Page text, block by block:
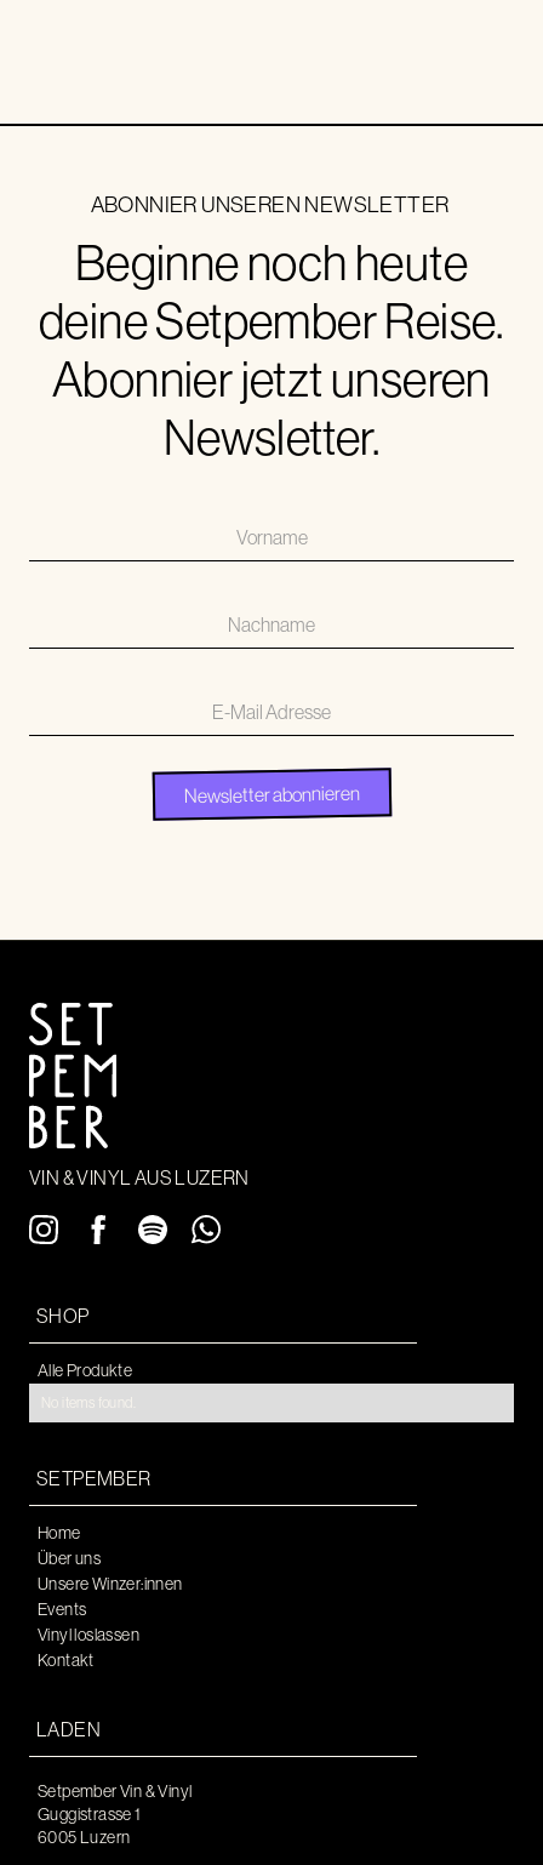
ABONNIER UNSEREN NEWSLETTER
Beginne noch heute
deine Setpember Reise.
Abonnier jetzt unseren
Newsletter.
VIN & VINYL AUS LUZERN
SHOP
Alle Produkte
No items found.
SETPEMBER
Home
Über uns
Unsere Winzer:innen
Events
Vinyl loslassen
Kontakt
LADEN
Setpember Vin & Vinyl
Guggistrasse 1
6005 Luzern